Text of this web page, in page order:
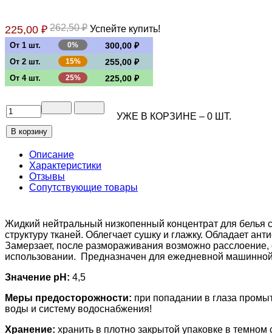
225,00 ₽ 262,50 ₽ Успейте купить!
От 1 шт. 0% 300,00 ₽
От 2 шт. 15% 255,00 ₽
От 4 шт. 25% 225,00 ₽
УЖЕ В КОРЗИНЕ – 0 ШТ.
Описание
Характеристики
Отзывы
Сопутствующие товары
Жидкий нейтральный низкопенный концентрат для
структуру тканей. Облегчает сушку и глажку. Обладает
Замерзает, после размораживания возможно
использовании. Предназначен для ежедневной
Значение pH: 4,5
Меры предосторожности: при попадании в глаза
воды и систему водоснабжения!
Хранение: хранить в плотно закрытой упаковке в